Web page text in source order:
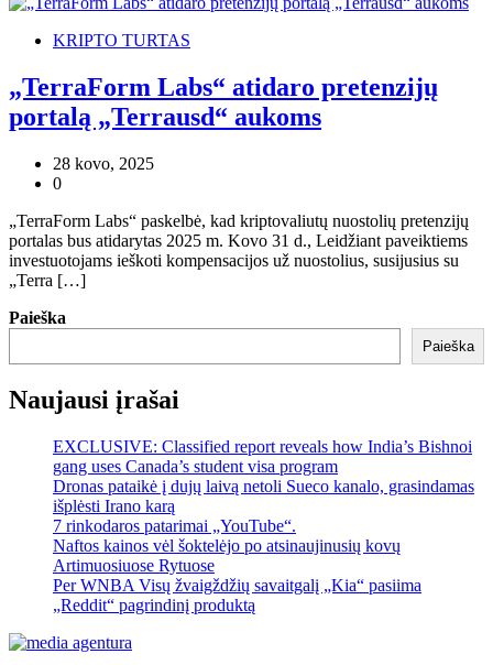
KRIPTO TURTAS
„TerraForm Labs“ atidaro pretenzijų
portalą „Terrausd“ aukoms
28 kovo, 2025
0
„TerraForm Labs“ paskelbė, kad kriptovaliutų nuostolių pretenzijų
portalas bus atidarytas 2025 m. Kovo 31 d., Leidžiant paveiktiems
investuotojams ieškoti kompensacijos už nuostolius, susijusius su
„Terra […]
Paieška
Paieška
Naujausi įrašai
EXCLUSIVE: Classified report reveals how India’s Bishnoi
gang uses Canada’s student visa program
Dronas pataikė į dujų laivą netoli Sueco kanalo, grasindamas
išplėsti Irano karą
7 rinkodaros patarimai „YouTube“.
Naftos kainos vėl šoktelėjo po atsinaujinusių kovų
Artimuosiuose Rytuose
Per WNBA Visų žvaigždžių savaitgalį „Kia“ pasiima
„Reddit“ pagrindinį produktą